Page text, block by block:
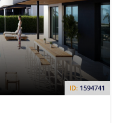
ID: 1594741